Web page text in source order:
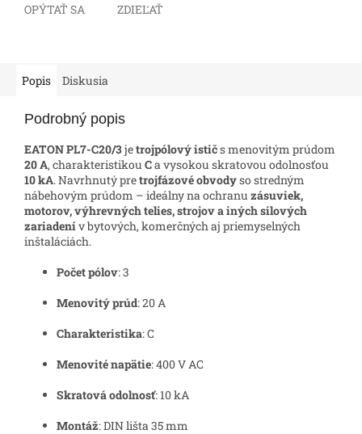
OPÝTAŤ SA ZDIEĽAŤ
Popis Diskusia
Podrobný popis
EATON PL7-C20/3jetrojpólový ističs menovitým prúdom
20 A, charakteristikou Ca vysokou skratovou odolnosťou
10 kA. Navrhnutý pretrojfázové obvodyso stredným
nábehovým prúdom – ideálny na ochranu zásuviek,
motorov, výhrevných telies, strojov a iných silových
zariadenív bytových, komerčných aj priemyselných
inštaláciách.
Počet pólov: 3
Menovitý prúd: 20 A
Charakteristika: C
Menovité napätie: 400 V AC
Skratová odolnosť: 10 kA
Montáž: DIN lišta 35 mm